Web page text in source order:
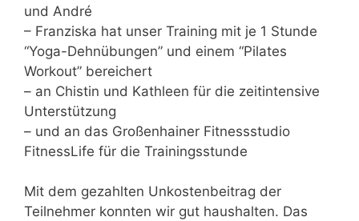
und André
– Franziska hat unser Training mit je 1 Stunde
“Yoga-Dehnübungen” und einem “Pilates
Workout” bereichert
– an Chistin und Kathleen für die zeitintensive
Unterstützung
– und an das Großenhainer Fitnessstudio
FitnessLife für die Trainingsstunde
Mit dem gezahlten Unkostenbeitrag der
Teilnehmer konnten wir gut haushalten. Das